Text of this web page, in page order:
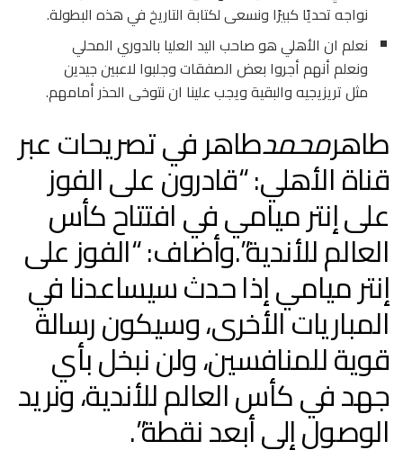
نواجه تحديًا كبيرًا ونسعى لكتابة التاريخ في هذه البطولة.
نعلم ان الأهلي هو صاحب اليد العليا بالدوري المحلي
ونعلم أنهم أجروا بعض الصفقات وجلبوا لاعبين جيدين
مثل تريزيجيه والبقية ويجب علينا ان نتوخى الحذر أمامهم.
طاهرمحمدطاهر في تصريحات عبر
قناة الأهلي: “قادرون على الفوز
على إنتر ميامي في افتتاح كأس
العالم للأندية”.وأضاف: “الفوز على
إنتر ميامي إذا حدث سيساعدنا في
المباريات الأخرى، وسيكون رسالة
قوية للمنافسين، ولن نبخل بأي
جهد في كأس العالم للأندية، ونريد
الوصول إلى أبعد نقطة”.